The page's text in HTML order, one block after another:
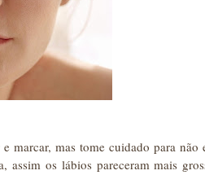
marcar, mas tome cuidado para não
os lábios pareceram mais